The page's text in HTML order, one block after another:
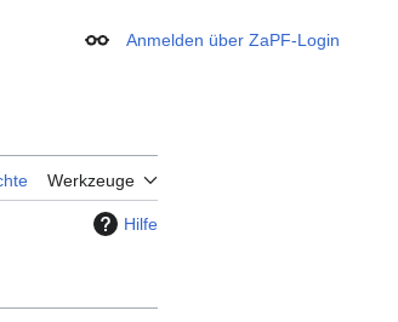
Erscheinungsbild
Anmelden über ZaPF-Login
Werkzeuge
Hilfe